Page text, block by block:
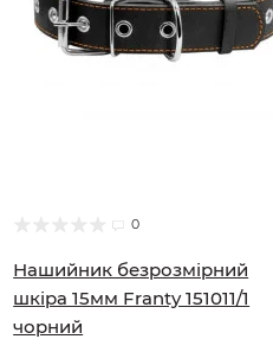
0
Нашийник безрозмірний
шкіра 15мм Franty 151011/1
чорний